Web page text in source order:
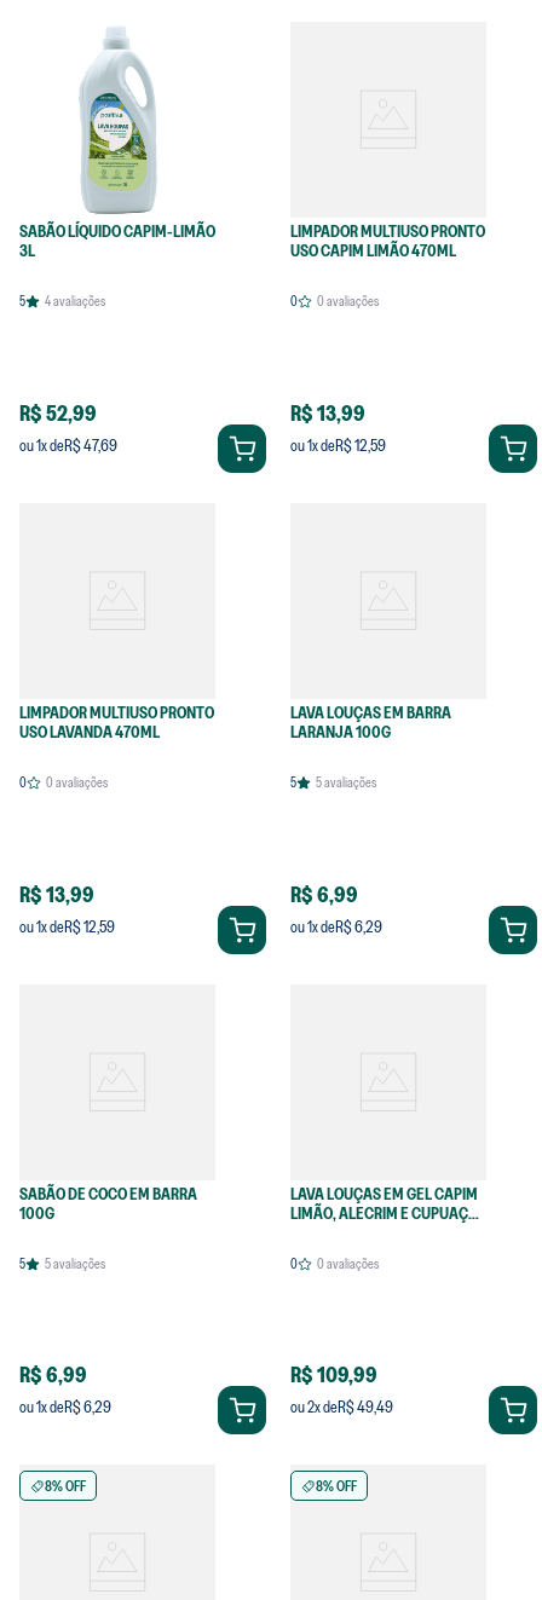
SABÃO LÍQUIDO CAPIM-LIMÃO
3L
5 4avaliações
R$ 52,99
ou1x deR$ 47,69
LIMPADOR MULTIUSO PRONTO
USO CAPIM LIMÃO 470ML
0 0avaliações
R$ 13,99
ou1x deR$ 12,59
LIMPADOR MULTIUSO PRONTO
USO LAVANDA 470ML
0 0avaliações
R$ 13,99
ou1x deR$ 12,59
LAVA LOUÇAS EM BARRA
LARANJA 100G
5 5avaliações
R$ 6,99
ou1x deR$ 6,29
SABÃO DE COCO EM BARRA
100G
5 5avaliações
R$ 6,99
ou1x deR$ 6,29
LAVA LOUÇAS EM GEL CAPIM
LIMÃO, ALECRIM E CUPUAÇU
0 0avaliações
R$ 109,99
ou2x deR$ 49,49
8% OFF 8% OFF